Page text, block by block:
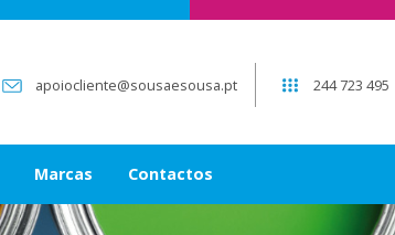
apoiocliente@sousaesousa.pt 244 723 495
Marcas Contactos